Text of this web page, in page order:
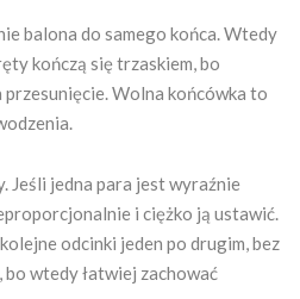
balona do samego końca. Wtedy
kończą się trzaskiem, bo
Wolna końcówka to
Jeśli jedna para jest wyraźnie
i ciężko ją ustawić.
odcinki jeden po drugim, bez
wtedy łatwiej zachować